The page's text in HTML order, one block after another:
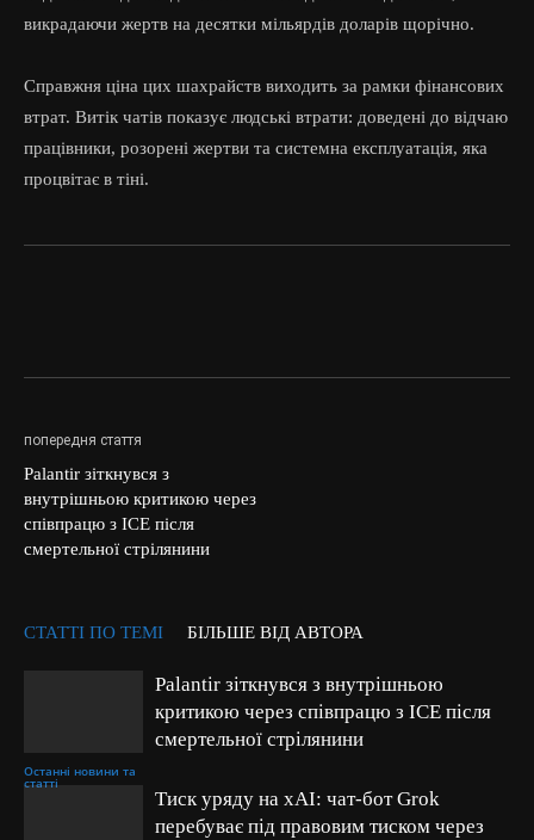
викрадаючи жертв на десятки мільярдів доларів щорічно.
Справжня ціна цих шахрайств виходить за рамки фінансових
втрат. Витік чатів показує людські втрати: доведені до відчаю
працівники, розорені жертви та системна експлуатація, яка
процвітає в тіні.
попередня стаття
Palantir зіткнувся з
внутрішньою критикою через
співпрацю з ICE після
смертельної стрілянини
СТАТТІ ПО ТЕМІ БІЛЬШЕ ВІД АВТОРА
Останні новини та
статті
Palantir зіткнувся з внутрішньою
критикою через співпрацю з ICE після
смертельної стрілянини
Тиск уряду на xAI: чат-бот Grok
перебуває під правовим тиском через